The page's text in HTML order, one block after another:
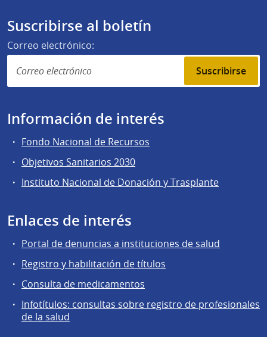
Suscribirse al boletín
Correo electrónico:
Suscribirse
Información de interés
Fondo Nacional de Recursos
Objetivos Sanitarios 2030
Instituto Nacional de Donación y Trasplante
Enlaces de interés
Portal de denuncias a instituciones de salud
Registro y habilitación de títulos
Consulta de medicamentos
Infotítulos: consultas sobre registro de profesionales
de la salud